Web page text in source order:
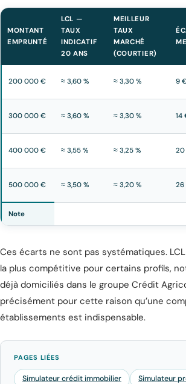
MONTANT
EMPRUNTÉ
LCL —
TAUX
INDICATIF
20 ANS
MEILLEUR
TAUX
MARCHÉ
(COURTIER)
200 000 € ≈ 3,60 % ≈ 3,30 % 9
300 000 € ≈ 3,60 % ≈ 3,30 % 14
400 000 € ≈ 3,55 % ≈ 3,25 %
500 000 € ≈ 3,50 % ≈ 3,20 % 26
Note
Ces écarts ne sont pas systématiques.
la plus compétitive pour certains profils,
déjà domiciliés dans le groupe Crédit
précisément pour cette raison qu’une
établissements est indispensable.
PAGES LIÉES
Simulateur crédit immobilier Simulateur